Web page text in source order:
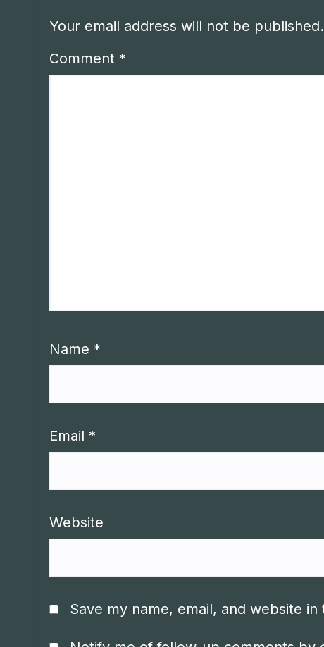
Your email address will not be published.
Comment *
Name *
Email *
Website
Save my name, email, and website